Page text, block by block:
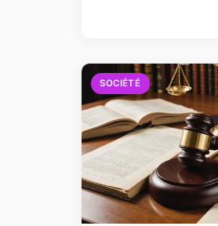
SOCIÉTÉ